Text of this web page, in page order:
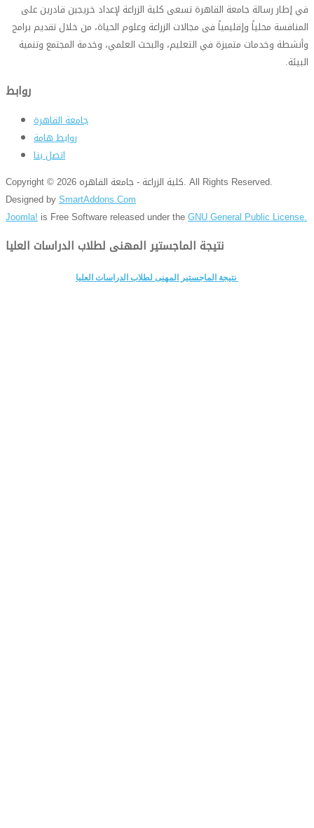
في إطار رسالة جامعة القاهرة تسعى كلية الزراعة لإعداد خريجين قادرين على
المنافسة محلياً وإقليمياً فى مجالات الزراعة وعلوم الحياة، من خلال تقديم برامج
وأنشطة وخدمات متميزة في التعليم، والبحث العلمي، وخدمة المجتمع وتنمية
البيئة.
روابط
جامعة القاهرة
روابط هامة
اتصل بنا
Copyright © 2026 كلية الزراعة - جامعة القاهره. All Rights Reserved.
Designed bySmartAddons.Com
Joomla! is Free Software released under theGNU General Public License.
نتيجة الماجستير المهنى لطلاب الدراسات العليا